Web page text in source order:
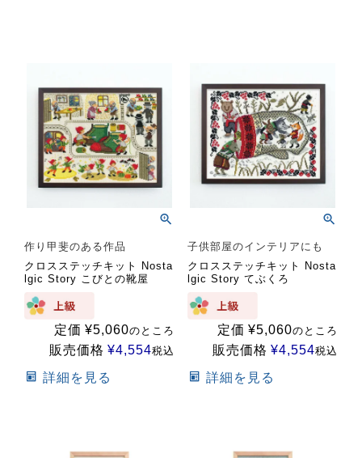
作り甲斐のある作品
クロスステッチキット Nosta
lgic Story こびとの靴屋
定価 ¥5,060のところ
販売価格 ¥4,554税込
詳細を見る
子供部屋のインテリアにも
クロスステッチキット Nosta
lgic Story てぶくろ
定価 ¥5,060のところ
販売価格 ¥4,554税込
詳細を見る